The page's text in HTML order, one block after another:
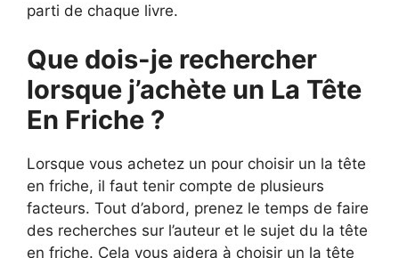
parti de chaque livre.
Que dois-je rechercher
lorsque j’achète un La Tête
En Friche ?
Lorsque vous achetez un pour choisir un la tête
en friche, il faut tenir compte de plusieurs
facteurs. Tout d’abord, prenez le temps de faire
des recherches sur l’auteur et le sujet du la tête
en friche. Cela vous aidera à choisir un la tête